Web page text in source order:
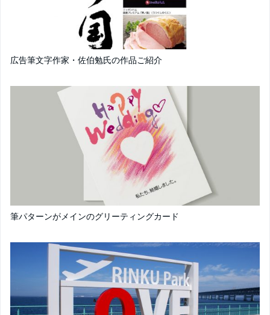
広告筆文字作家・佐伯勉氏の作品ご紹介
筆パターンがメインのグリーティングカード